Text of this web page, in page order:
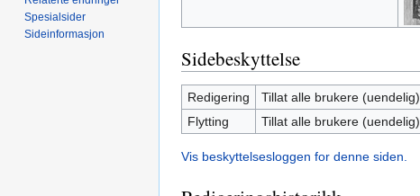
Sidebeskyttelse
Redigering
Tillat alle brukere (uendelig)
Flytting
Tillat alle brukere (uendelig)
Vis beskyttelsesloggen for denne siden.
Spesialsider
Sideinformasjon